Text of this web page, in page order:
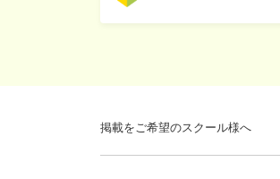
掲載をご希望のスクール様へ